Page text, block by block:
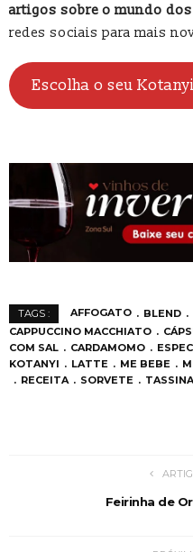
artigos sobre o mundo dos
redes sociais para mais
Escolha o seu
TAGS : AFFOGATO BLEND
CAPPUCCINO MACCHIATO
COM SAL
CARDAMOMO
KOTANYI
LATTE ME BEBE
RECEITA
SORVETE
Feirinha de